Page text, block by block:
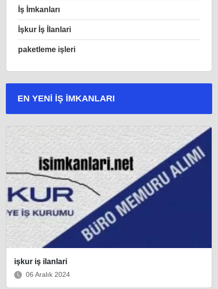
İş İmkanları
İşkur İş İlanlari
paketleme işleri
EN YENI İŞ IMKANLARI
işkur iş ilanlari
06 Aralık 2024